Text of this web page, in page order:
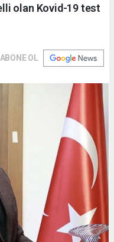
olan Kovid-19 test
ABONE OL